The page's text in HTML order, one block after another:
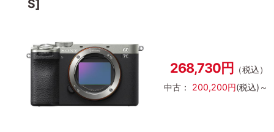
S]
268,730円
（税込）
中古： 200,200円(税込)～